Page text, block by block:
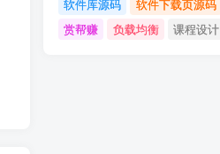
软件库源码
软件下载页源码
赏帮赚
负载均衡 课程设计